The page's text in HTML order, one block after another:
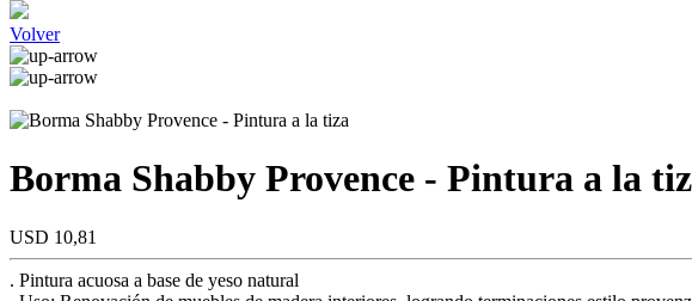
Volver
Borma Shabby Provence - Pintura a la
USD 10,81
. Pintura acuosa a base de yeso natural